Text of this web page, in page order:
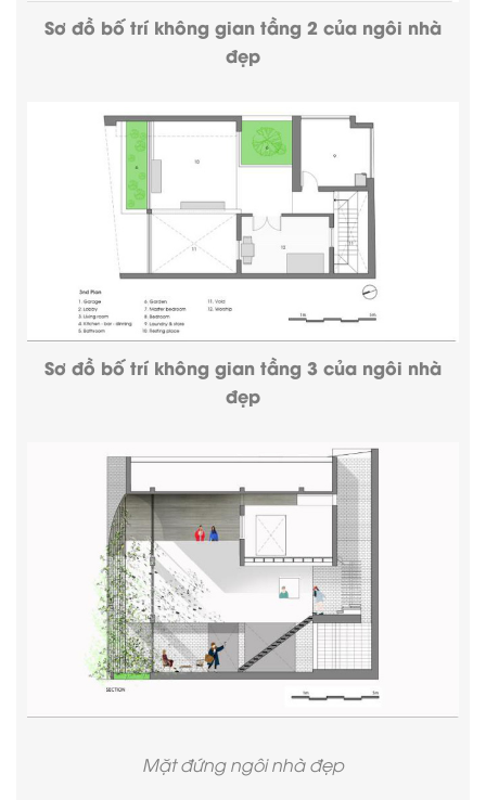
Sơ đồ bố trí không gian tầng 2 của ngôi nhà
đẹp
Sơ đồ bố trí không gian tầng 3 của ngôi nhà
đẹp
Mặt đứng ngôi nhà đẹp